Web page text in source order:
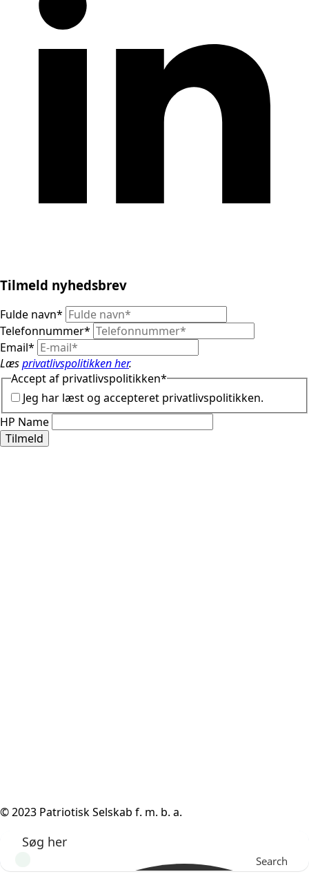
Tilmeld nyhedsbrev
Fulde navn*
Telefonnummer*
Email*
Læsprivatlivspolitikken her.
Accept af privatlivspolitikken*
Jeg har læst og accepteret privatlivspolitikken.
HP Name
Tilmeld
© 2023 Patriotisk Selskab f. m. b. a.
Search